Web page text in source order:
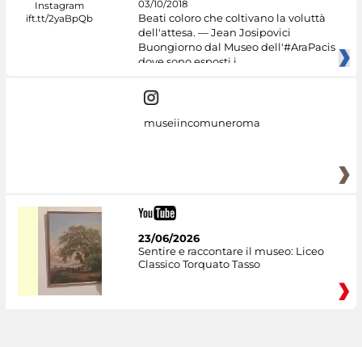
03/10/2018
Beati coloro che coltivano la voluttà
dell'attesa. — Jean Josipovici
Buongiorno dal Museo dell'#AraPacis
dove sono esposti i
museiincomuneroma
23/06/2026
Sentire e raccontare il museo: Liceo
Classico Torquato Tasso